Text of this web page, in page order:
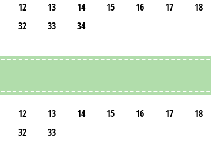
12 13 14 15 16 17 18
32 33 34
12 13 14 15 16 17 18
32 33